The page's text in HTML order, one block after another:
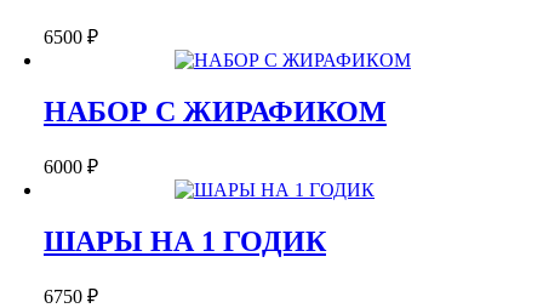
6500 ₽
НАБОР С ЖИРАФИКОМ
6000 ₽
ШАРЫ НА 1 ГОДИК
6750 ₽